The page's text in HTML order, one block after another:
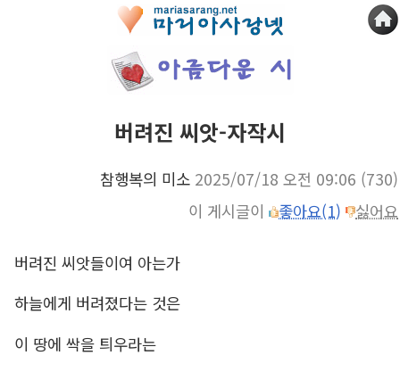
버려진 씨앗-자작시
참행복의 미소 2025/07/18 오전 09:06 (730)
이 게시글이
좋아요(1) 싫어요
버려진 씨앗들이여 아는가
하늘에게 버려졌다는 것은
이 땅에 싹을 틔우라는